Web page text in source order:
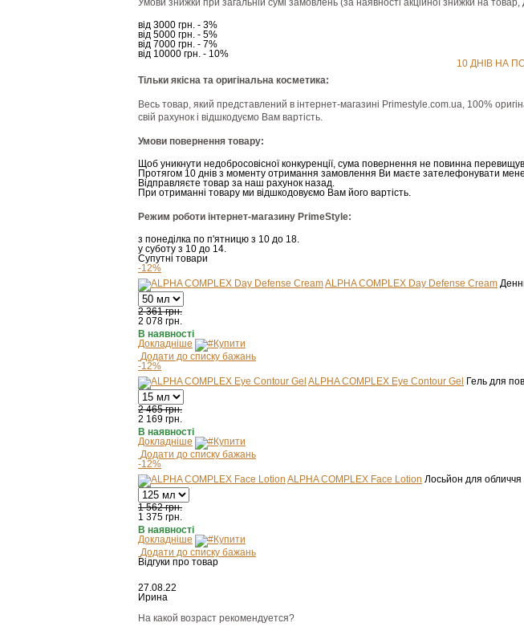
Умови знижки при загальній сумі замовлень (за наявності акційної знижки на товар,
від 3000 грн. - 3%
від 5000 грн. - 5%
від 7000 грн. - 7%
від 10000 грн. - 10%
10 ДНІВ НА
Тільки якісна та оригінальна косметика:
Весь товар, який представлений в інтернет-магазині Рrimestyle.com.ua, 100%
свій рахунок і відшкодуємо Вам вартість.
Умови повернення товару:
Щоб уникнути недобросовісної конкуренції, сума повернення не повинна
Протягом 10 днів з моменту отримання замовлення Ви маєте зателефонувати
Відправляєте товар за наш рахунок назад.
При отриманні товару ми відшкодовуємо Вам його вартість.
Режим роботи інтернет-магазину PrimeStyle:
з понеділка по п'ятницю з 10 до 18.
у суботу з 10 до 14.
Супутні товари
-12%
ALPHA COMPLEX Day Defense Cream
2 361 грн.
2 078 грн.
В наявності
Докладніше
Купити
Додати до списку бажань
-12%
ALPHA COMPLEX Eye Contour Gel
Гель для
2 465 грн.
2 169 грн.
В наявності
Докладніше
Купити
Додати до списку бажань
-12%
ALPHA COMPLEX Face Lotion Лосьйон для обличчя
1 562 грн.
1 375 грн.
В наявності
Докладніше
Купити
Додати до списку бажань
Відгуки про товар
27.08.22
Ирина
На какой возраст рекомендуется?